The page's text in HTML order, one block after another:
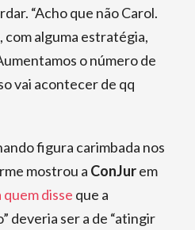
“Acho que não Carol.
com alguma estratégia,
o número de
vai acontecer de qq
figura carimbada nos
mostrou a ConJurem
quem disse que a
deveria ser a de “atingir